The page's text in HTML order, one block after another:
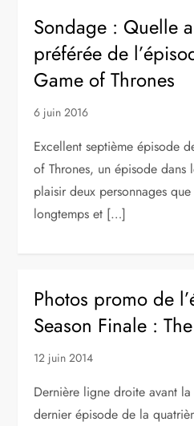
Sondage : Quelle
préférée de
Game of Thrones
6 juin 2016
Excellent septième épisode
of Thrones, un épisode dans
plaisir deux personnages
longtemps et […]
Photos promo de
Season Finale :
12 juin 2014
Dernière ligne droite avant
dernier épisode de la